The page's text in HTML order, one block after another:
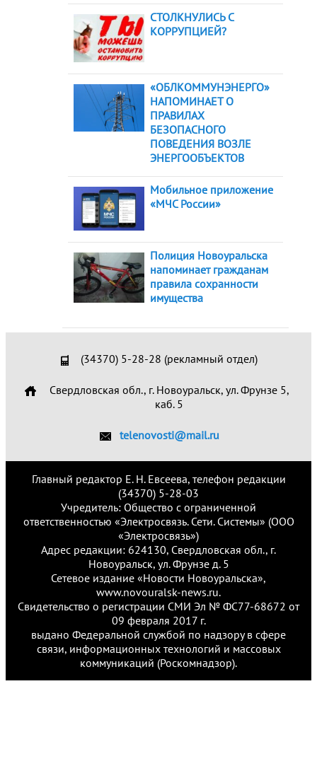
СТОЛКНУЛИСЬ С
КОРРУПЦИЕЙ?
«ОБЛКОММУНЭНЕРГО»
НАПОМИНАЕТ О
ПРАВИЛАХ
БЕЗОПАСНОГО
ПОВЕДЕНИЯ ВОЗЛЕ
ЭНЕРГООБЪЕКТОВ
Мобильное приложение
«МЧС России»
Полиция Новоуральска
напоминает гражданам
правила сохранности
имущества
(34370) 5-28-28 (рекламный отдел)
Свердловская обл., г. Новоуральск, ул. Фрунзе 5,
каб. 5
telenovosti@mail.ru
Главный редактор Е. Н. Евсеева, телефон редакции
(34370) 5-28-03
Учредитель: Общество с ограниченной
ответственностью «Электросвязь. Сети. Системы» (ООО
«Электросвязь»)
Адрес редакции: 624130, Свердловская обл., г.
Новоуральск, ул. Фрунзе д. 5
Сетевое издание «Новости Новоуральска»,
www.novouralsk-news.ru.
Свидетельство о регистрации СМИ Эл № ФС77-68672 от
09 февраля 2017 г.
выдано Федеральной службой по надзору в сфере
связи, информационных технологий и массовых
коммуникаций (Роскомнадзор).